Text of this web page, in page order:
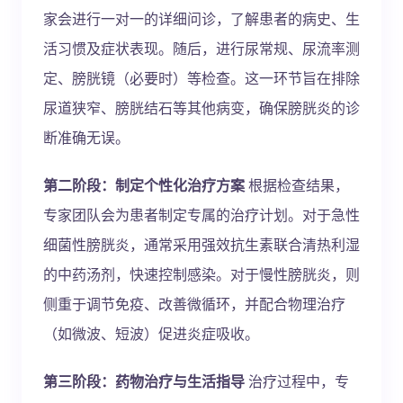
家会进行一对一的详细问诊，了解患者的病史、生
活习惯及症状表现。随后，进行尿常规、尿流率测
定、膀胱镜（必要时）等检查。这一环节旨在排除
尿道狭窄、膀胱结石等其他病变，确保膀胱炎的诊
断准确无误。
第二阶段：制定个性化治疗方案根据检查结果，
专家团队会为患者制定专属的治疗计划。对于急性
细菌性膀胱炎，通常采用强效抗生素联合清热利湿
的中药汤剂，快速控制感染。对于慢性膀胱炎，则
侧重于调节免疫、改善微循环，并配合物理治疗
（如微波、短波）促进炎症吸收。
第三阶段：药物治疗与生活指导 治疗过程中，专